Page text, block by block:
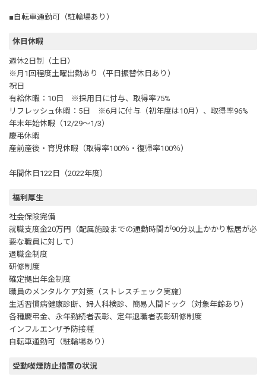
■自転車通勤可（駐輪場あり）
休日休暇
週休2日制（土日）
※月1回程度土曜出勤あり（平日振替休日あり）
祝日
有給休暇：10日 ※採用日に付与、取得率75%
リフレッシュ休暇：5日 ※6月に付与（初年度は10月）、取得率96%
年末年始休暇（12/29～1/3）
慶弔休暇
産前産後・育児休暇（取得率100％・復帰率100％）
年間休日122日（2022年度）
福利厚生
社会保険完備
就職支度金20万円（配属施設までの通勤時間が90分以上かかり転居が必
要な職員に対して）
退職金制度
研修制度
確定拠出年金制度
職員のメンタルケア対策（ストレスチェック実施）
生活習慣病健康診断、婦人科検診、簡易人間ドック（対象年齢あり）
各種慶弔金、永年勤続者表彰、定年退職者表彰研修制度
インフルエンザ予防接種
自転車通勤可（駐輪場あり）
受動喫煙防止措置の状況